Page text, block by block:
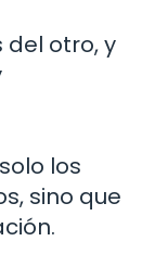
del otro, y
los
sino que